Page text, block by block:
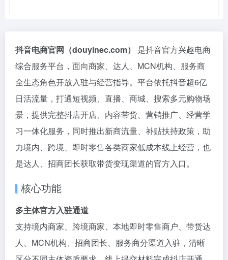
抖音电商官网（douyinec.com）
是抖音官方兴趣电商
综合服务平台，面向商家、达人、MCN机构、服务商
全生态角色开放入驻与经营指导。平台依托抖音超6亿
日活流量，打通短视频、直播、商城、搜索多元购物场
景，提供完整抖店开店、内容带货、营销推广、经营学
习一体化服务，同时推出新商流量、补贴扶持政策，助
力境内、跨境、即时零售各类商家低成本线上经营，也
是达人、招商团长获取带货变现渠道的官方入口。
核心功能
多主体官方入驻通道
支持境内商家、跨境商家、本地即时零售商户、带货达
人、MCN机构、招商团长、服务商分渠道入驻，清晰